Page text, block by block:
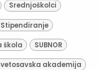
Srednjoškolci
Stipendiranje
škola SUBNOR
akademija